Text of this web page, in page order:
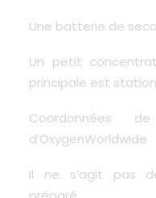
Une batterie de
Un petit
principale est
Coordonnées
d’OxygenWorldwide
Il ne s’agit pas